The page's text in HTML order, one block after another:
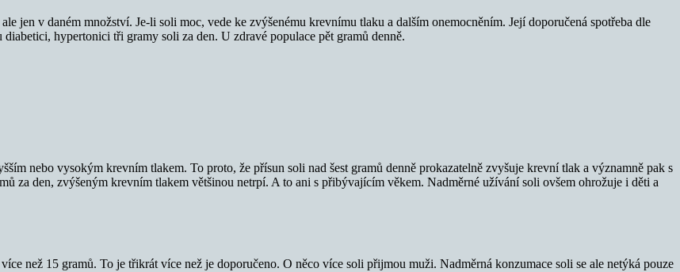
jen v daném množství. Je-li soli moc, vede ke zvýšenému krevnímu tlaku a dalším onemocněním. Její doporučená spotřeba dle
hypertonici tři gramy soli za den. U zdravé populace pět gramů denně.
nebo vysokým krevním tlakem. To proto, že přísun soli nad šest gramů denně prokazatelně zvyšuje krevní tlak a významně pak s
za den, zvýšeným krevním tlakem většinou netrpí. A to ani s přibývajícím věkem. Nadměrné užívání soli ovšem ohrožuje i děti a
než 15 gramů. To je třikrát více než je doporučeno. O něco více soli přijmou muži. Nadměrná konzumace soli se ale netýká pouze